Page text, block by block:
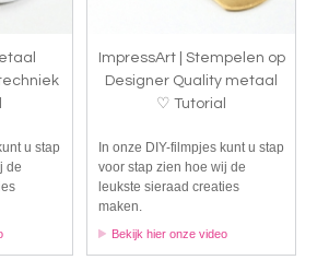
u stap
de
ImpressArt | Stempelen op
Designer Quality metaal
♡ Tutorial
In onze DIY-filmpjes kunt u stap
voor stap zien hoe wij de
leukste sieraad creaties
maken.
Bekijk hier onze video